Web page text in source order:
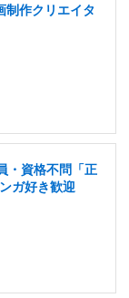
制作クリエイタ
・資格不問「正
ガ好き歓迎